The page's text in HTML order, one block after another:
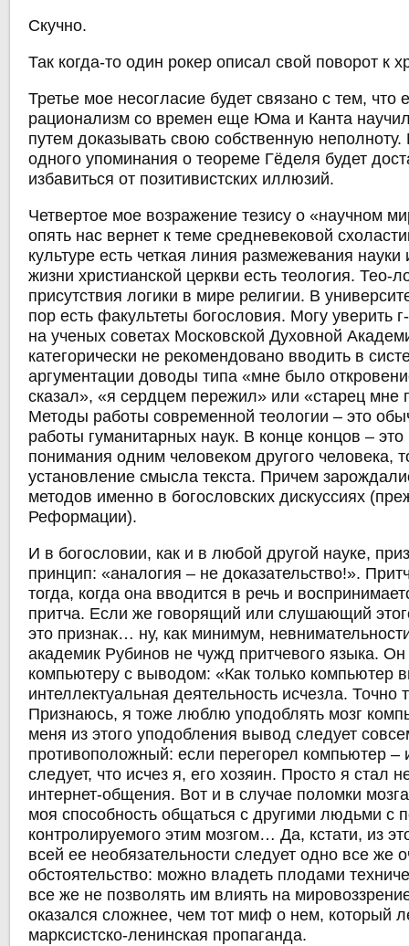
Скучно.
Так когда-то один рокер описал свой поворот к
Третье мое несогласие будет связано с тем, что
рационализм со времен еще Юма и Канта
путем доказывать свою собственную
одного упоминания о теореме Гёделя будет
избавиться от позитивистских иллюзий.
Четвертое мое возражение тезису о «научном
опять нас вернет к теме средневековой
культуре есть четкая линия размежевания
жизни христианской церкви есть теология. Тео-
присутствия логики в мире религии. В
пор есть факультеты богословия. Могу уверить
на ученых советах Московской Духовной
категорически не рекомендовано вводить в
аргументации доводы типа «мне было
сказал», «я сердцем пережил» или «старец мне
Методы работы современной теологии – это
работы гуманитарных наук. В конце концов – это
понимания одним человеком другого человека,
установление смысла текста. Причем
методов именно в богословских дискуссиях
Реформации).
И в богословии, как и в любой другой науке,
принцип: «аналогия – не доказательство!».
тогда, когда она вводится в речь и
притча. Если же говорящий или слушающий
это признак… ну, как минимум,
академик Рубинов не чужд притчевого языка. Он
компьютеру с выводом: «Как только компьютер
интеллектуальная деятельность исчезла. Точно
Признаюсь, я тоже люблю уподоблять мозг
меня из этого уподобления вывод следует
противоположный: если перегорел компьютер –
следует, что исчез я, его хозяин. Просто я стал
интернет-общения. Вот и в случае поломки
моя способность общаться с другими людьми с
контролируемого этим мозгом… Да, кстати, из
всей ее необязательности следует одно все же
обстоятельство: можно владеть плодами
все же не позволять им влиять на
оказался сложнее, чем тот миф о нем, который
марксистско-ленинская пропаганда.